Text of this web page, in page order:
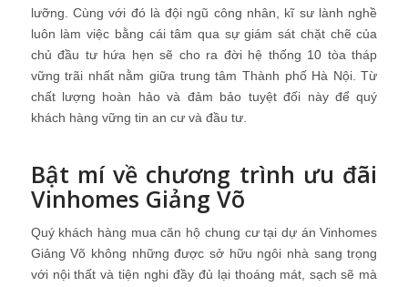
lưỡng. Cùng với đó là đội ngũ công nhân, kĩ sư lành nghề
luôn làm việc bằng cái tâm qua sự giám sát chặt chẽ của
chủ đầu tư hứa hẹn sẽ cho ra đời hệ thống 10 tòa tháp
vững trãi nhất nằm giữa trung tâm Thành phố Hà Nội. Từ
chất lượng hoàn hảo và đảm bảo tuyệt đối này để quý
khách hàng vững tin an cư và đầu tư.
Bật mí về chương trình ưu đãi
Vinhomes Giảng Võ
Quý khách hàng mua căn hộ chung cư tại dự án Vinhomes
Giảng Võ không những được sở hữu ngôi nhà sang trọng
với nội thất và tiện nghi đầy đủ lại thoáng mát, sạch sẽ mà